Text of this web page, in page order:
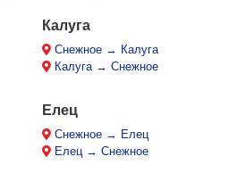
Калуга
Снежное → Калуга
Калуга → Снежное
Елец
Снежное → Елец
Елец → Снежное